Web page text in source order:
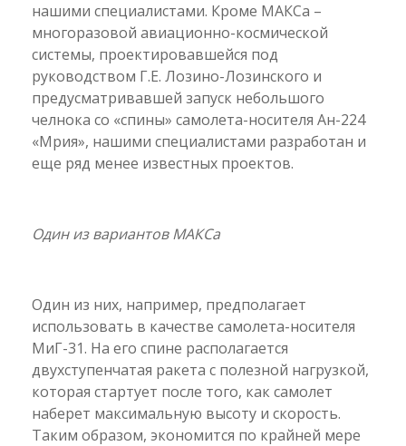
нашими специалистами. Кроме МАКСа –
многоразовой авиационно-космической
системы, проектировавшейся под
руководством Г.Е. Лозино-Лозинского и
предусматривавшей запуск небольшого
челнока со «спины» самолета-носителя Ан-224
«Мрия», нашими специалистами разработан и
еще ряд менее известных проектов.
Один из вариантов МАКСа
Один из них, например, предполагает
использовать в качестве самолета-носителя
МиГ-31. На его спине располагается
двухступенчатая ракета с полезной нагрузкой,
которая стартует после того, как самолет
наберет максимальную высоту и скорость.
Таким образом, экономится по крайней мере